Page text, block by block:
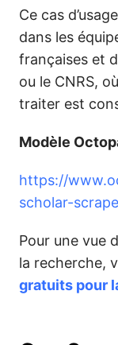
Ce cas
dans les
françaises et
ou le CNRS,
traiter est
Modèle
https://
scholar-
Pour une vue
la recherche,
gratuits pour